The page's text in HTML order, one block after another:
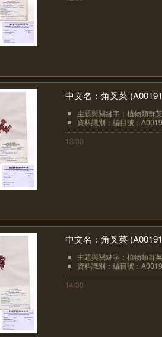
中文名：角叉菜
主題與關鍵字：植物類群
資料識別：編目號：
13/30
中文名：角叉菜
主題與關鍵字：植物類群
資料識別：編目號：
14/30